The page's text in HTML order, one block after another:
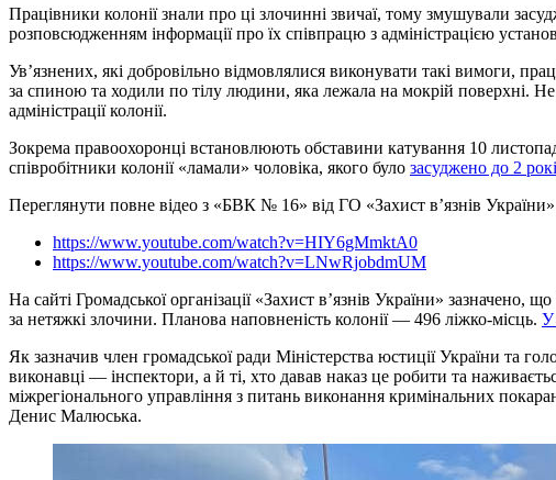
Працівники колонії знали про ці злочинні звичаї, тому змушували
розповсюдженням інформації про їх співпрацю з адміністрацією
Ув’язнених, які добровільно відмовлялися виконувати такі вимоги,
за спиною та ходили по тілу людини, яка лежала на мокрій поверхні.
адміністрації колонії.
Зокрема правоохоронці встановлюють обставини катування 10
співробітники колонії «ламали» чоловіка, якого було засуджено до 2
Переглянути повне відео з «БВК № 16» від ГО «Захист в’язнів
https://www.youtube.com/watch?v=HIY6gMmktA0
https://www.youtube.com/watch?v=LNwRjobdmUM
На сайті Громадської організації «Захист в’язнів України»
за нетяжкі злочини. Планова наповненість колонії — 496 ліжко-місць. У
Як зазначив член громадської ради Міністерства юстиції України та
виконавці — інспектори, а й ті, хто давав наказ це робити та
міжрегіонального управління з питань виконання кримінальних
Денис Малюська.